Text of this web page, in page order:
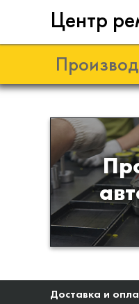
Центр
Доставка и